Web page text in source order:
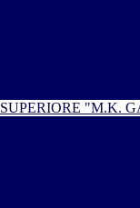
SUPERIORE "M.K.